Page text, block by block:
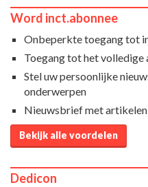
Word inct.abonnee
Onbeperkte toegang tot
Toegang tot het volledige
Stel uw persoonlijke
onderwerpen
Nieuwsbrief met
Bekijk alle voordelen
Dedicon